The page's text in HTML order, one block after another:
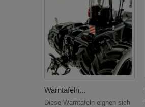
Warntafeln...
Diese Warntafeln eignen sich